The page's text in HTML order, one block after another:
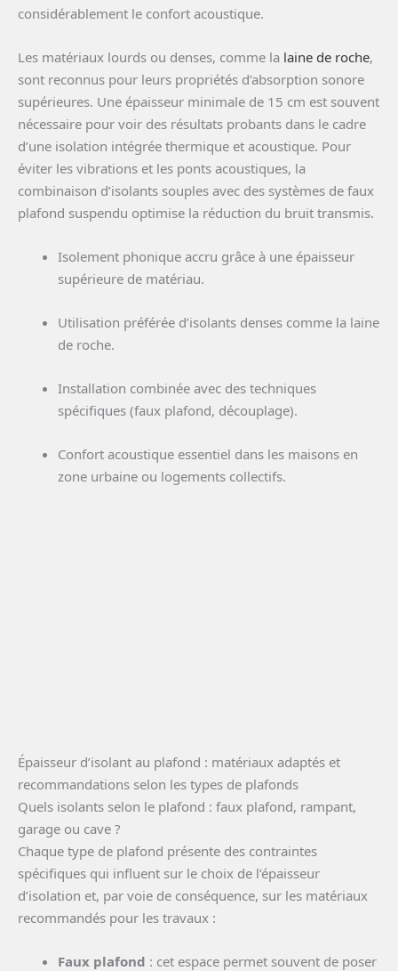
considérablement le confort acoustique.
Les matériaux lourds ou denses, comme la laine de roche,
sont reconnus pour leurs propriétés d’absorption sonore
supérieures. Une épaisseur minimale de 15 cm est souvent
nécessaire pour voir des résultats probants dans le cadre
d’une isolation intégrée thermique et acoustique. Pour
éviter les vibrations et les ponts acoustiques, la
combinaison d’isolants souples avec des systèmes de faux
plafond suspendu optimise la réduction du bruit transmis.
Isolement phonique accru grâce à une épaisseur
supérieure de matériau.
Utilisation préférée d’isolants denses comme la laine
de roche.
Installation combinée avec des techniques
spécifiques (faux plafond, découplage).
Confort acoustique essentiel dans les maisons en
zone urbaine ou logements collectifs.
Épaisseur d’isolant au plafond : matériaux adaptés et
recommandations selon les types de plafonds
Quels isolants selon le plafond : faux plafond, rampant,
garage ou cave ?
Chaque type de plafond présente des contraintes
spécifiques qui influent sur le choix de l’épaisseur
d’isolation et, par voie de conséquence, sur les matériaux
recommandés pour les travaux :
Faux plafond : cet espace permet souvent de poser